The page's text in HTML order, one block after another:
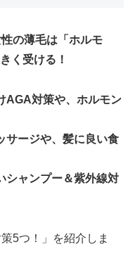
の薄毛は「ホルモ
く受ける！
AGA対策や、ホルモン
サージや、髪に良い食
ャンプー＆紫外線対
5つ！」を紹介しま